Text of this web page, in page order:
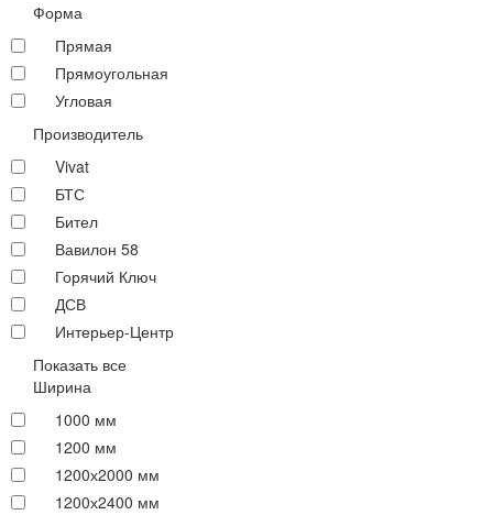
Форма
Прямая
Прямоугольная
Угловая
Производитель
Vivat
БТС
Бител
Вавилон 58
Горячий Ключ
ДСВ
Интерьер-Центр
Показать все
Ширина
1000 мм
1200 мм
1200х2000 мм
1200х2400 мм